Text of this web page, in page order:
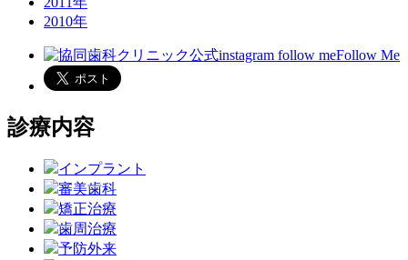
2010年
Follow Me
診療内容
インプラント
審美歯科
矯正治療
歯周治療
予防外来